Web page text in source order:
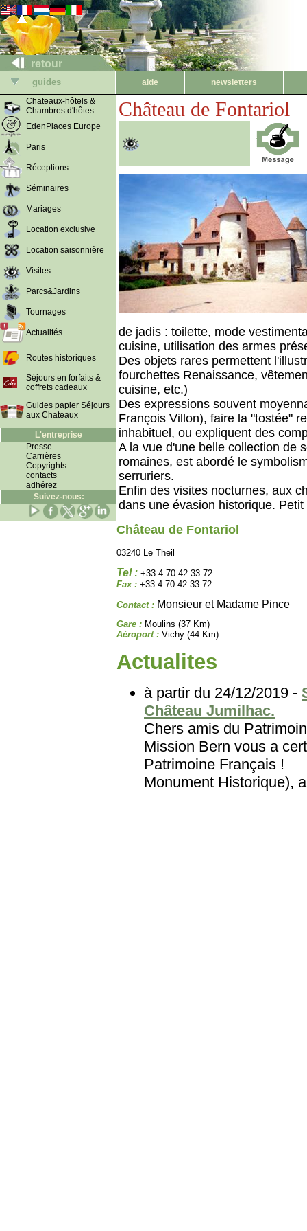
retour
guides aide
newsletters
Chateaux-hôtels &
Chambres d'hôtes
EdenPlaces Europe
Paris
Réceptions
Séminaires
Mariages
Location exclusive
Location saisonnière
Visites
Parcs&Jardins
Tournages
Actualités
Routes historiques
Séjours en forfaits &
coffrets cadeaux
Guides papier Séjours
aux Chateaux
L'entreprise
Presse
Carrières
Copyrights
contacts
adhérez
Suivez-nous:
Château de Fontariol
de jadis : toilette, mode
cuisine, utilisation des armes
Des objets rares permettent
fourchettes Renaissance,
cuisine, etc.)
Des expressions souvent
François Villon), faire la "tostée"
inhabituel, ou expliquent des
A la vue d'une belle collection de
romaines, est abordé le
serruriers.
Enfin des visites nocturnes, aux
dans une évasion historique.
Château de Fontariol
03240 Le Theil
Tel : +33 4 70 42 33 72
Fax : +33 4 70 42 33 72
Contact : Monsieur et Madame Pince
Gare : Moulins (37 Km)
Aéroport : Vichy (44 Km)
Actualites
à partir du 24/12/2019 -
Château Jumilhac.
Chers amis du
Mission Bern vous a
Patrimoine
Monument Historique),